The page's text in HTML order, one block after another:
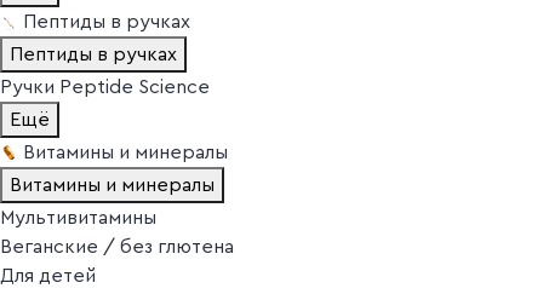
Пептиды в ручках
Пептиды в ручках
Ручки Peptide Science
Ещё
Витамины и минералы
Витамины и минералы
Мультивитамины
Веганские / без глютена
Для детей